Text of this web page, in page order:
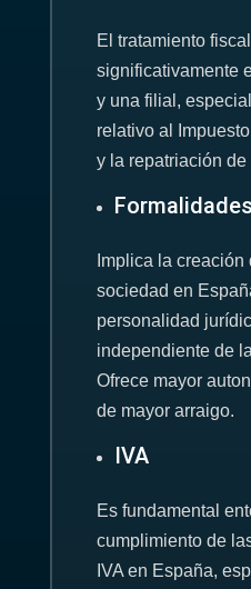
El tratamiento
significativamente
y una filial,
relativo al
y la repatriación de
Implica la
sociedad en
personalidad
independiente de
Ofrece mayor
de mayor arraigo.
IVA
Es fundamental
cumplimiento de
IVA en España,